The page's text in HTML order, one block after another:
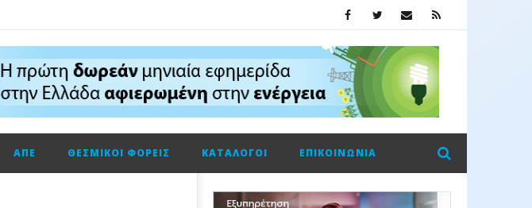
Ενεργειακή αναβάθμιση κτηρίων: Παθητικές παρεμβάσεις που κάνουν τη διαφορά
ΑΠΕ ΘΕΣΜΙΚΟΊ ΦΟΡΕΊΣ ΚΑΤΆΛΟΓΟΙ ΕΠΙΚΟΙΝΩΝΊΑ